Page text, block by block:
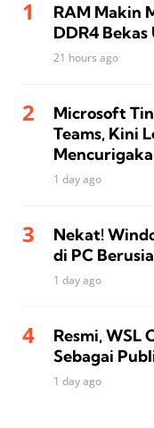
RAM Makin
DDR4
21 hours ago
Microsoft
Teams, Kini
1 day ago
Nekat!
di PC
1 day ago
Resmi, WSL
Sebagai
1 day ago